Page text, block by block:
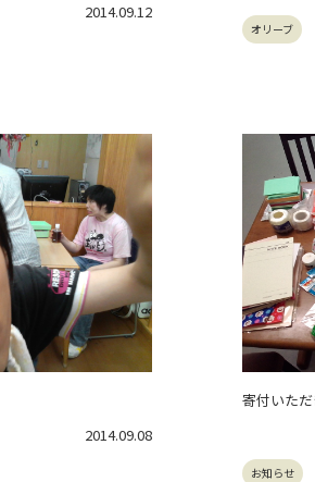
2014.09.12
オリーブ
2014.09.08
寄付いた
お知らせ